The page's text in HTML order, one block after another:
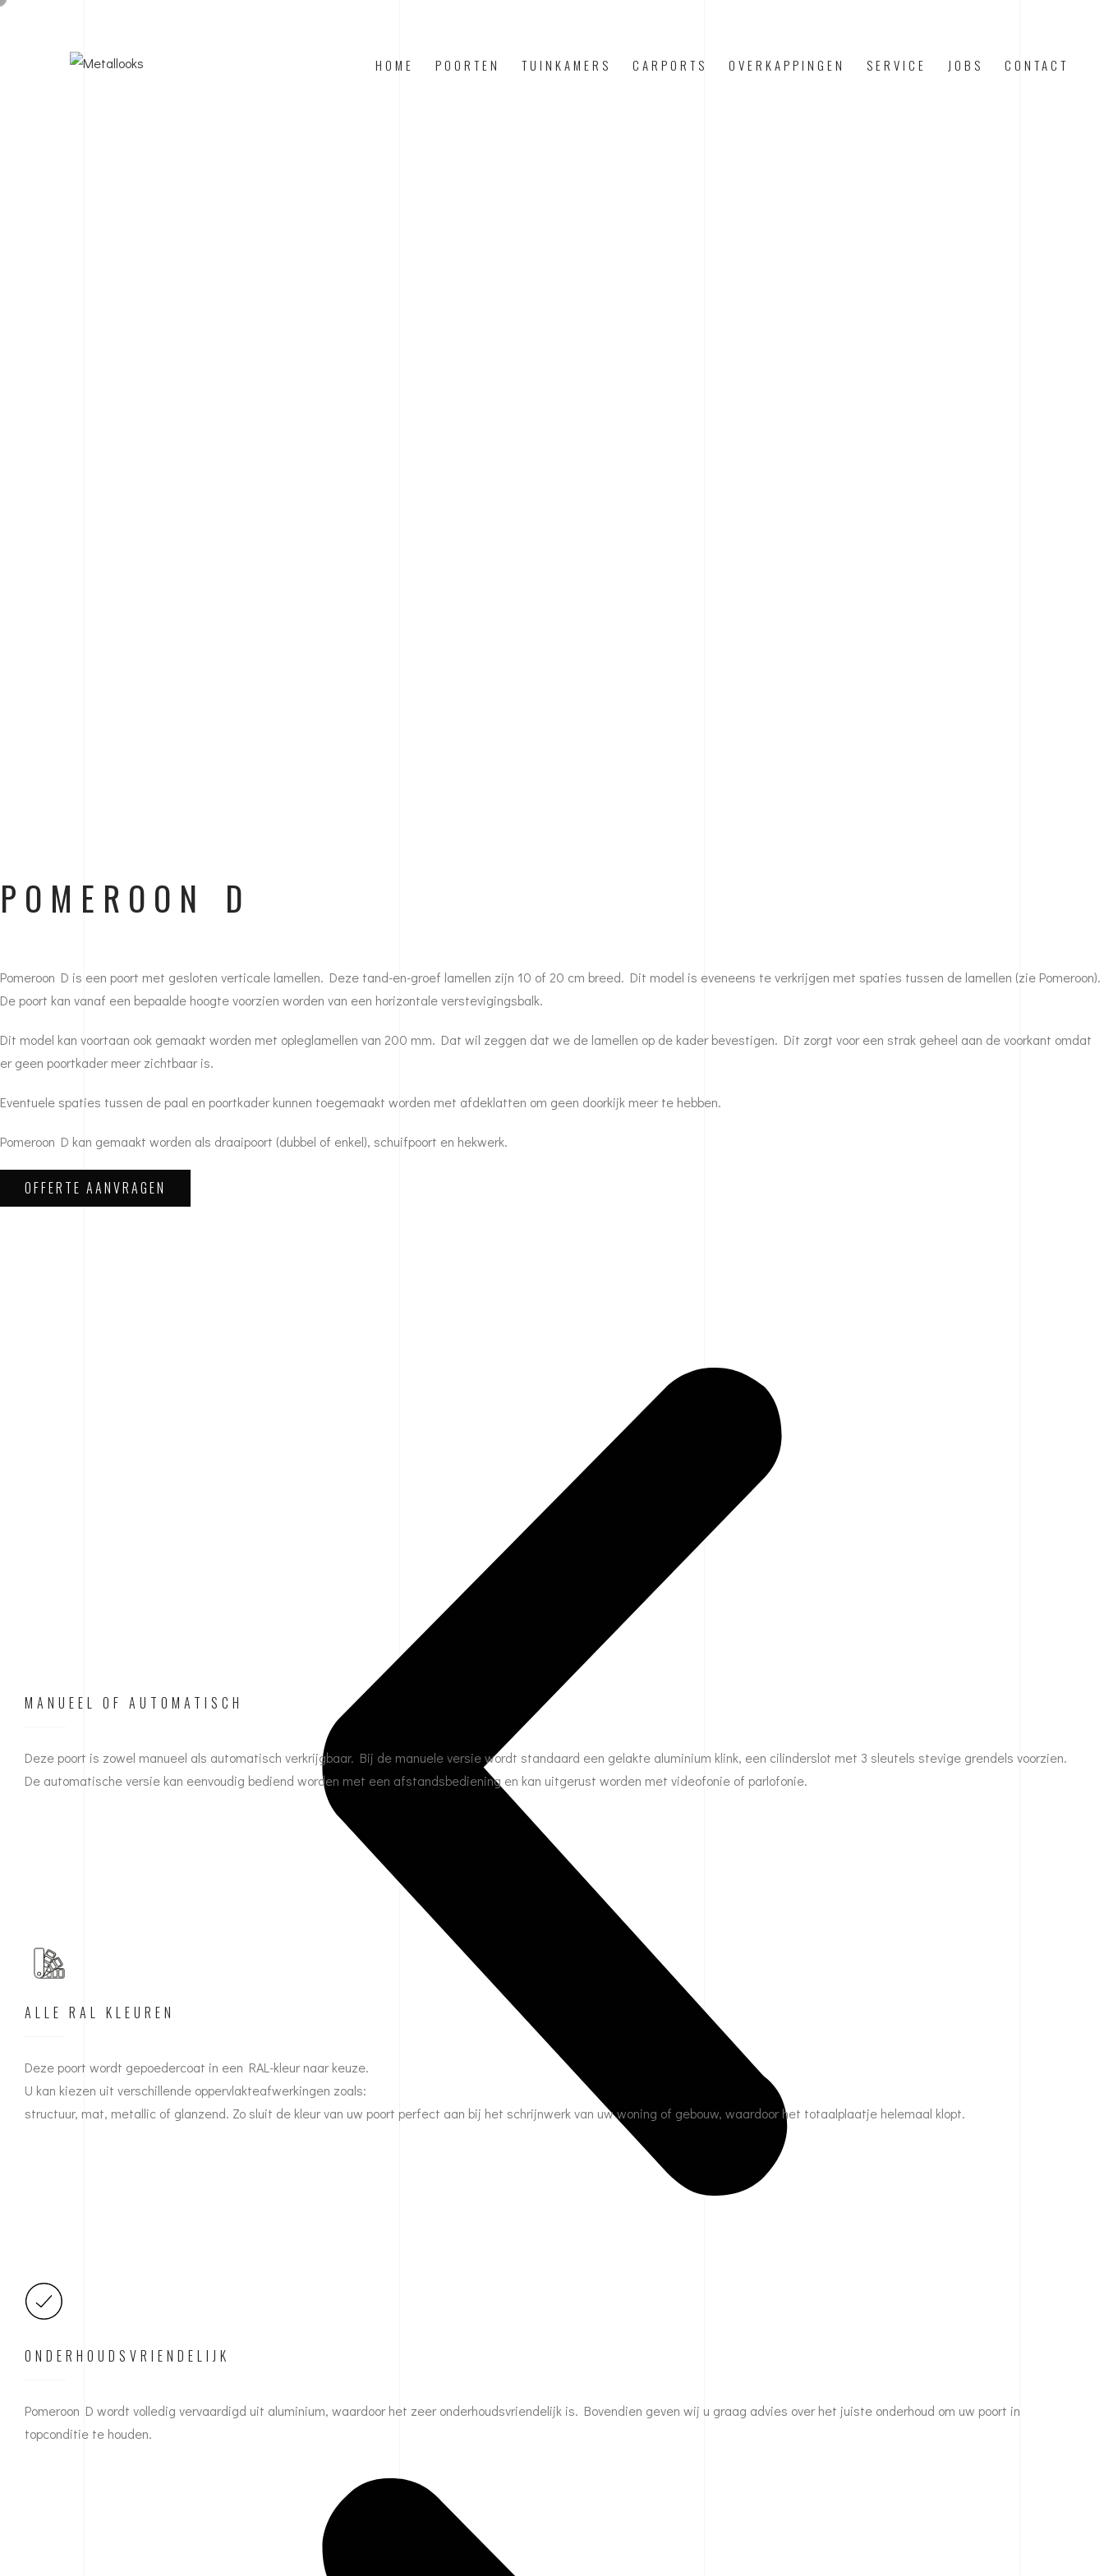
HOME POORTEN TUINKAMERS CARPORTS OVERKAPPINGEN SERVICE JOBS CONTACT
POMEROON D
Pomeroon D is een poort met gesloten verticale lamellen. Deze tand-en-groef lamellen zijn 10 of 20 cm breed. Dit model is eveneens te verkrijgen met spaties tussen de lamellen (zie Pomeroon).
De poort kan vanaf een bepaalde hoogte voorzien worden van een horizontale verstevigingsbalk.
Dit model kan voortaan ook gemaakt worden met opleglamellen van 200 mm. Dat wil zeggen dat we de lamellen op de kader bevestigen. Dit zorgt voor een strak geheel aan de voorkant omdat
er geen poortkader meer zichtbaar is.
Eventuele spaties tussen de paal en poortkader kunnen toegemaakt worden met afdeklatten om geen doorkijk meer te hebben.
Pomeroon D kan gemaakt worden als draaipoort (dubbel of enkel), schuifpoort en hekwerk.
OFFERTE AANVRAGEN
MANUEEL OF AUTOMATISCH
Deze poort is zowel manueel als automatisch verkrijgbaar. Bij de manuele versie wordt standaard een gelakte aluminium klink, een cilinderslot met 3 sleutels stevige grendels voorzien.
De automatische versie kan eenvoudig bediend worden met een afstandsbediening en kan uitgerust worden met videofonie of parlofonie.
ALLE RAL KLEUREN
Deze poort wordt gepoedercoat in een RAL-kleur naar keuze.
U kan kiezen uit verschillende oppervlakteafwerkingen zoals:
structuur, mat, metallic of glanzend. Zo sluit de kleur van uw poort perfect aan bij het schrijnwerk van uw woning of gebouw, waardoor het totaalplaatje helemaal klopt.
ONDERHOUDSVRIENDELIJK
Pomeroon D wordt volledig vervaardigd uit aluminium, waardoor het zeer onderhoudsvriendelijk is. Bovendien geven wij u graag advies over het juiste onderhoud om uw poort in
topconditie te houden.